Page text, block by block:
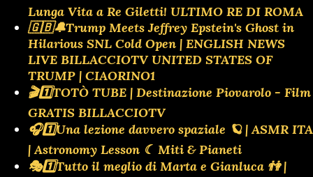
Lunga Vita a Re Giletti! ULTIMO RE DI ROMA
🇬🇧🔔Trump Meets Jeffrey Epstein's Ghost in
Hilarious SNL Cold Open | ENGLISH NEWS
LIVE BILLACCIOTV UNITED STATES OF
TRUMP | CIAORINO1
🎬1️⃣TOTÒ TUBE | Destinazione Piovarolo - Film
GRATIS BILLACCIOTV
🎧1️⃣Una lezione davvero spaziale 🪐 | ASMR ITA
| Astronomy Lesson ☾ Miti & Pianeti
🎭1️⃣Tutto il meglio di Marta e Gianluca 👫 |